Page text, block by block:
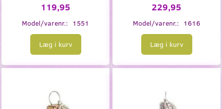
119,95
Model/varenr.: 1551
Læg i kurv
229,95
Model/varenr.: 1616
Læg i kurv